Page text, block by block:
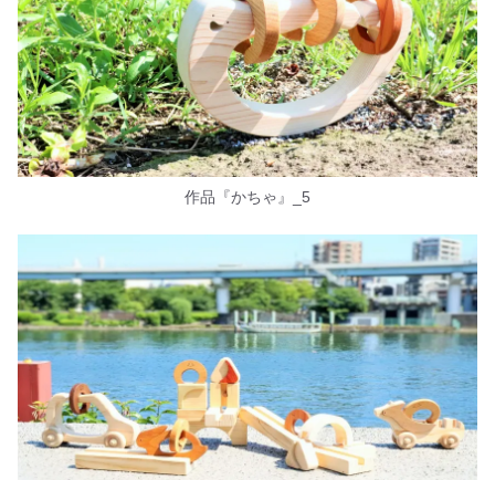
作品『かちゃ』_5